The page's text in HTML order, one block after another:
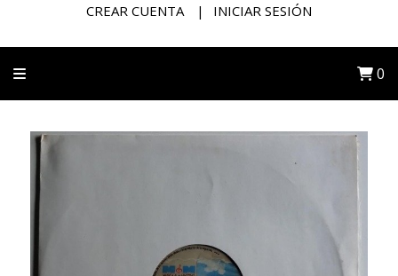
CREAR CUENTA INICIAR SESIÓN
0